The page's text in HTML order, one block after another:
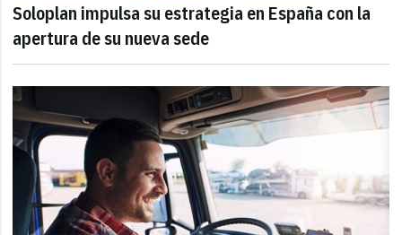
Soloplan impulsa su estrategia en España con la
apertura de su nueva sede